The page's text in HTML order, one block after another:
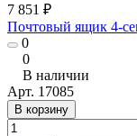
7 851 ₽
Почтовый ящик 4-
0
0
В наличии
Арт. 17085
В корзину